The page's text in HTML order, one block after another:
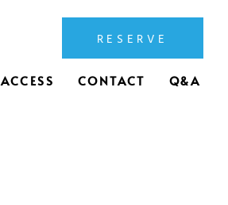
RESERVE
ACCESS CONTACT Q&A